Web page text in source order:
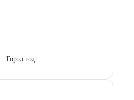
Город год